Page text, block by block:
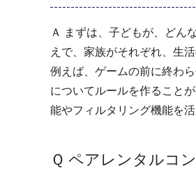
Ａ まずは、子どもが、どん
えで、家族がそれぞれ、生
例えば、ゲームの前に終わ
についてルールを作ること
能やフィルタリング機能を
Ｑ ペアレンタルコ